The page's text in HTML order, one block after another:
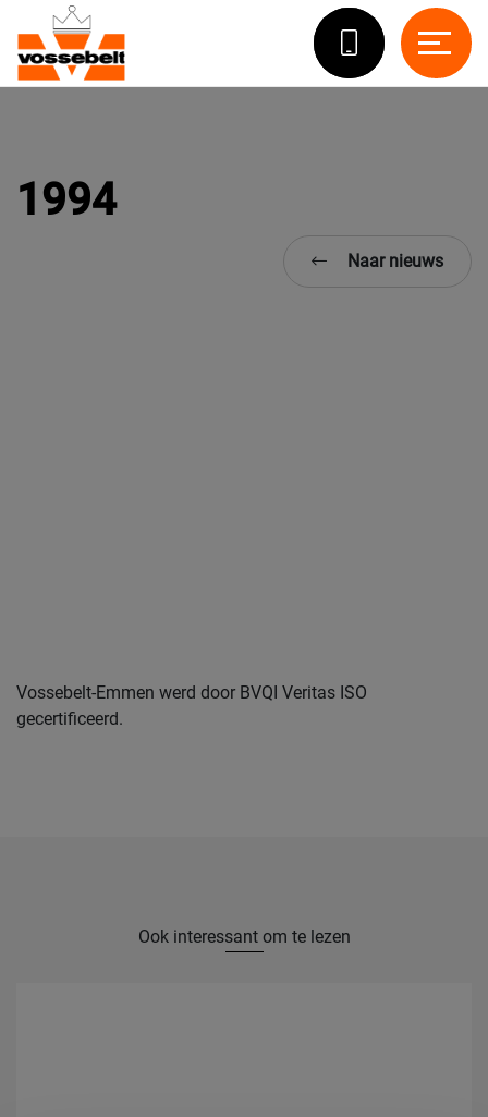
1994
Naar nieuws
Vossebelt-Emmen werd door BVQI Veritas ISO
gecertificeerd.
Ook interessant om te lezen